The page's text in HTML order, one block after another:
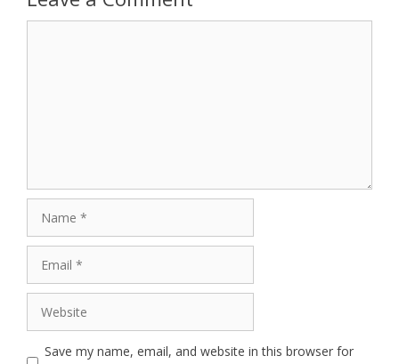
Website
Save my name, email, and website in this browser for